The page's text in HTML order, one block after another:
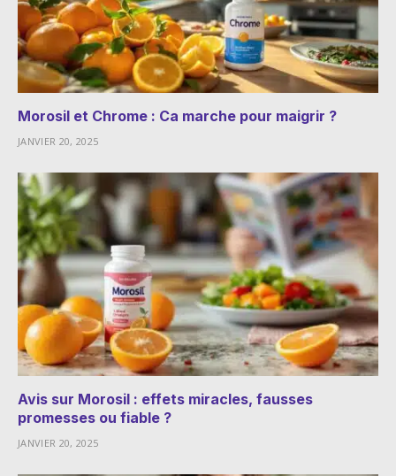
Morosil et Chrome : Ca marche pour maigrir ?
JANVIER 20, 2025
Avis sur Morosil : effets miracles, fausses
promesses ou fiable ?
JANVIER 20, 2025